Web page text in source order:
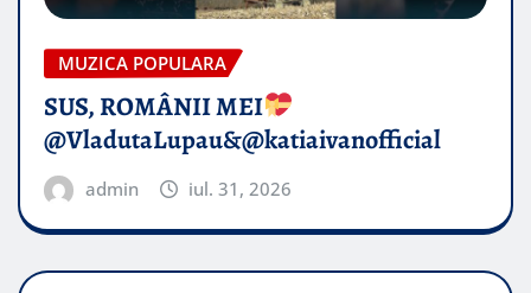
MUZICA POPULARA
SUS, ROMÂNII MEI
@VladutaLupau&@katiaivanofficial
admin iul. 31, 2026